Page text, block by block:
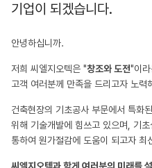
기업이 되겠습니다.
안녕하십니까.
저희 씨엘지오텍은 "창조와 도전"이
고객 여러분께 만족을 드리고자 노력
건축현장의 기초공사 부문에서 특화
위해 기술개발에 힘쓰고 있으며, 기
통하여 원가절감에 도움이 되고자 최
씨엘지오텍과 함게 여러분의 미래를